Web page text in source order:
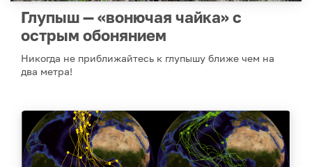
Глупыш — «вонючая чайка» с
острым обонянием
Никогда не приближайтесь к глупышу ближе чем на
два метра!